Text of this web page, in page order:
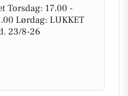
Torsdag: 17.00 -
Lørdag: LUKKET
23/8-26